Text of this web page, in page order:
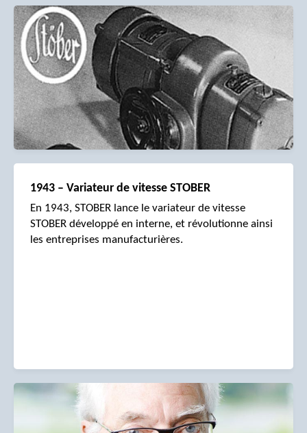
1943 – Variateur de vitesse STOBER
En 1943, STOBER lance le variateur de vitesse
STOBER développé en interne, et révolutionne ainsi
les entreprises manufacturières.